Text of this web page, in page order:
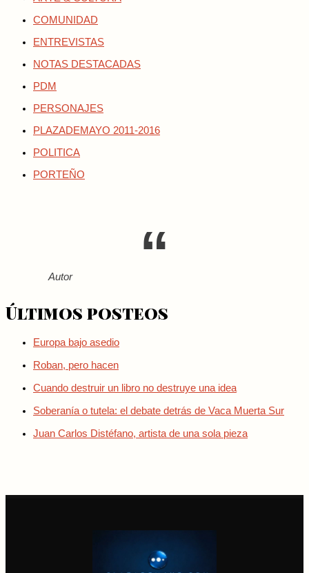
COMUNIDAD
ENTREVISTAS
NOTAS DESTACADAS
PDM
PERSONAJES
PLAZADEMAYO 2011-2016
POLITICA
PORTEÑO
Autor
Últimos posteos
Europa bajo asedio
Roban, pero hacen
Cuando destruir un libro no destruye una idea
Soberanía o tutela: el debate detrás de Vaca Muerta Sur
Juan Carlos Distéfano, artista de una sola pieza